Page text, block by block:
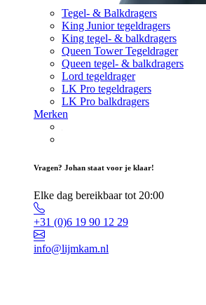
Tegel- & Balkdragers
King Junior tegeldragers
King tegel- & balkdragers
Queen Tower Tegeldrager
Queen tegel- & balkdragers
Lord tegeldrager
LK Pro tegeldragers
LK Pro balkdragers
Merken
Vragen? Johan staat voor je klaar!
Elke dag bereikbaar tot 20:00
+31 (0)6 19 90 12 29
info@lijmkam.nl